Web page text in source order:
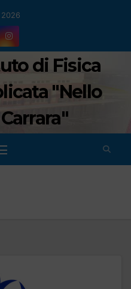
di Fisica
"Nello
Carrara"